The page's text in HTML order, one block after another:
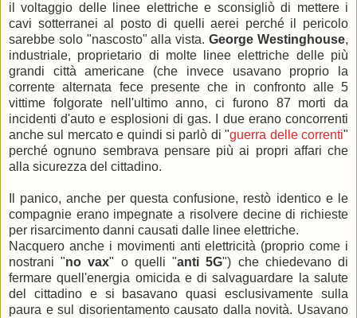
il voltaggio delle linee elettriche e sconsigliò di mettere i
cavi sotterranei al posto di quelli aerei perché il pericolo
sarebbe solo "nascosto" alla vista.George Westinghouse,
industriale, proprietario di molte linee elettriche delle più
grandi città americane (che invece usavano proprio la
corrente alternata fece presente che in confronto alle 5
vittime folgorate nell'ultimo anno, ci furono 87 morti da
incidenti d'auto e esplosioni di gas. I due erano concorrenti
anche sul mercato e quindi si parlò di "guerra delle correnti"
perché ognuno sembrava pensare più ai propri affari che
alla sicurezza del cittadino.
Il panico, anche per questa confusione, restò identico e le
compagnie erano impegnate a risolvere decine di richieste
per risarcimento danni causati dalle linee elettriche.
Nacquero anche i movimenti anti elettricità (proprio come i
nostrani "no vax" o quelli "anti 5G") che chiedevano di
fermare quell'energia omicida e di salvaguardare la salute
del cittadino e si basavano quasi esclusivamente sulla
paura e sul disorientamento causato dalla novità. Usavano